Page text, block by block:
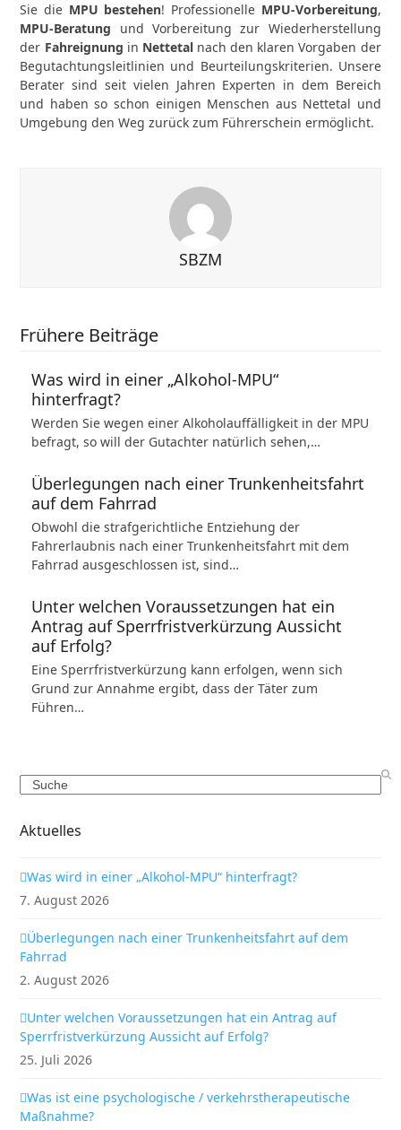
Sie die MPU bestehen! ProfessionelleMPU-Vorbereitung,
MPU-Beratung und Vorbereitung zur Wiederherstellung
der Fahreignung in Nettetalnach den klaren Vorgaben der
Begutachtungsleitlinien und Beurteilungskriterien. Unsere
Berater sind seit vielen Jahren Experten in dem Bereich
und haben so schon einigen Menschen aus Nettetal und
Umgebung den Weg zurück zum Führerschein ermöglicht.
SBZM
Frühere Beiträge
Was wird in einer „Alkohol-MPU“
hinterfragt?
Werden Sie wegen einer Alkoholauffälligkeit in der MPU
befragt, so will der Gutachter natürlich sehen,…
Überlegungen nach einer Trunkenheitsfahrt
auf dem Fahrrad
Obwohl die strafgerichtliche Entziehung der
Fahrerlaubnis nach einer Trunkenheitsfahrt mit dem
Fahrrad ausgeschlossen ist, sind…
Unter welchen Voraussetzungen hat ein
Antrag auf Sperrfristverkürzung Aussicht
auf Erfolg?
Eine Sperrfristverkürzung kann erfolgen, wenn sich
Grund zur Annahme ergibt, dass der Täter zum
Führen…
Search
Aktuelles
Was wird in einer „Alkohol-MPU“ hinterfragt?
7. August 2026
Überlegungen nach einer Trunkenheitsfahrt auf dem
Fahrrad
2. August 2026
Unter welchen Voraussetzungen hat ein Antrag auf
Sperrfristverkürzung Aussicht auf Erfolg?
25. Juli 2026
Was ist eine psychologische / verkehrstherapeutische
Maßnahme?